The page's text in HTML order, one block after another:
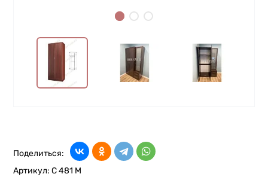
Поделиться:
Артикул: С 481 М